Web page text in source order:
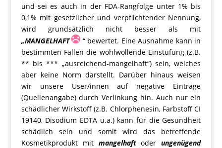
und sei es auch in der FDA-Rangfolge unter 1% bis
0,1% mit gesetzlicher und verpflichtender Nennung,
wird grundsätzlich nicht besser als mit
„MANGELHAFT
“ bewertet. Eine Ausnahme kann in
bestimmten Fällen die wohlwollende Einstufung (z.B.
** bis *** „ausreichend-mangelhaft“) sein, welches
aber keine Norm darstellt. Darüber hinaus weisen
wir unsere User/innen auf negative Einträge
(Quellenangabe) durch Verlinkung hin. Auch nur ein
schädlicher Wirkstoff (z.B. Chlorphenesin, Farbstoff CI
19140, Disodium EDTA u.a.) kann für die Gesundheit
schädlich sein und somit wird das betreffende
Kosmetikprodukt mit mangelhaftoderungenügend